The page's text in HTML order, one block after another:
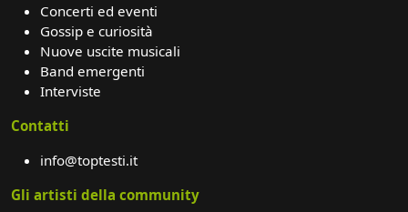
Concerti ed eventi
Gossip e curiosità
Nuove uscite musicali
Band emergenti
Interviste
Contatti
info@toptesti.it
Gli artisti della community